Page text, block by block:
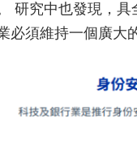
研究中也發現，
必須維持一個廣大